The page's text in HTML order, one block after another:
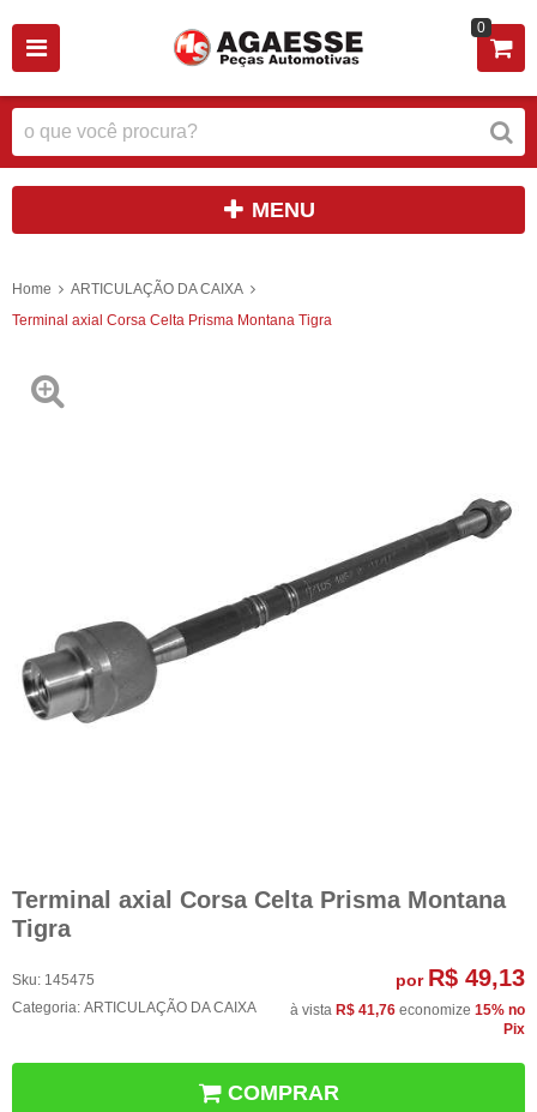
0
MENU
Home
ARTICULAÇÃO DA CAIXA
Terminal axial Corsa Celta Prisma Montana Tigra
Terminal axial Corsa Celta Prisma Montana
Tigra
Sku: 145475
Categoria: ARTICULAÇÃO DA CAIXA
por R$ 49,13
à vista R$ 41,76 economize 15% no
Pix
COMPRAR